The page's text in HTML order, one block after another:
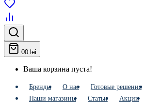
00 lei
Ваша корзина пуста!
Бренды О нас Готовые решения
Наши магазины
Статьи Акции